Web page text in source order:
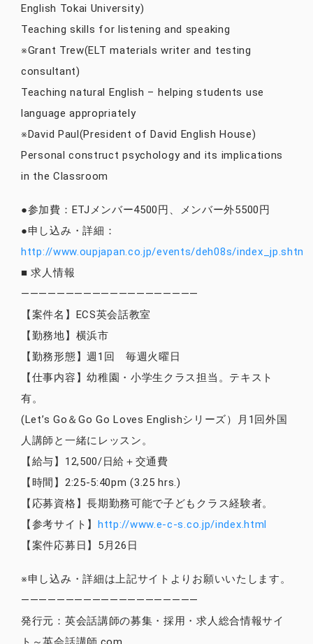
English Tokai University)
Teaching skills for listening and speaking
※Grant Trew(ELT materials writer and testing
consultant)
Teaching natural English – helping students use
language appropriately
※David Paul(President of David English House)
Personal construct psychology and its implications
in the Classroom
●参加費：ETJメンバー4500円、メンバー外5500円
●申し込み・詳細：
http://www.oupjapan.co.jp/events/deh08s/index_jp.shtml
■ 求人情報
————————————————————
【案件名】ECS英会話教室
【勤務地】横浜市
【勤務形態】週1回 毎週火曜日
【仕事内容】幼稚園・小学生クラス担当。テキスト
有。
(Let’s Go＆Go Go Loves Englishシリーズ）月1回外国
人講師と一緒にレッスン。
【給与】12,500/日給＋交通費
【時間】2:25-5:40pm (3.25 hrs.)
【応募資格】長期勤務可能で子どもクラス経験者。
【参考サイト】 http://www.e-c-s.co.jp/index.html
【案件応募日】5月26日
※申し込み・詳細は上記サイトよりお願いいたします。
————————————————————
発行元：英会話講師の募集・採用・求人総合情報サイ